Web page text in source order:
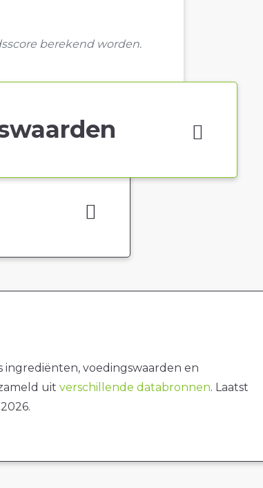
berekend worden.
ingrediënten, voedingswaarden en
uit verschillende databronnen. Laatst